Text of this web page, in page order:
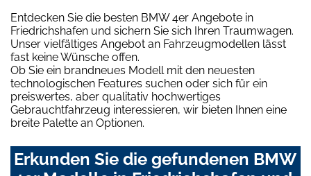
Entdecken Sie die besten BMW 4er Angebote in
Friedrichshafen und sichern Sie sich Ihren Traumwagen.
Unser vielfältiges Angebot an Fahrzeugmodellen lässt
fast keine Wünsche offen.
Ob Sie ein brandneues Modell mit den neuesten
technologischen Features suchen oder sich für ein
preiswertes, aber qualitativ hochwertiges
Gebrauchtfahrzeug interessieren, wir bieten Ihnen eine
breite Palette an Optionen.
Erkunden Sie die gefundenen BMW